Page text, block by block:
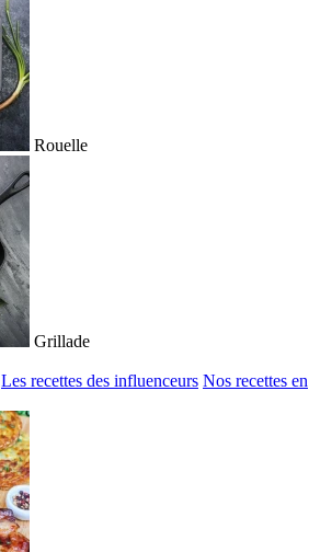
Rouelle
Grillade
Les recettes des influenceurs Nos recettes en